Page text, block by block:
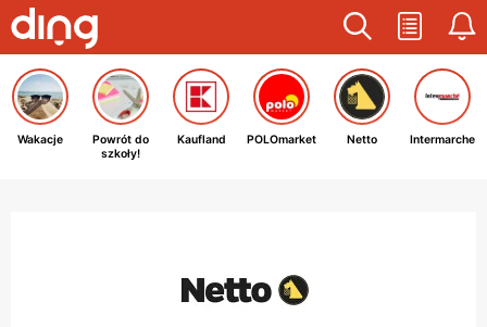
Wakacje
Powrót do
szkoły!
Kaufland POLOmarket Netto Intermarche